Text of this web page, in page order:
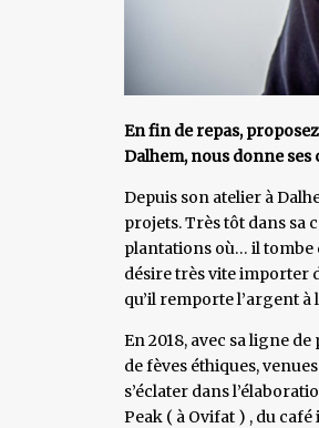
En fin de repas,
Dalhem, nous donne ses
Depuis son atelier à
projets. Très tôt dans sa
plantations où… il tombe
désire très vite importer
qu’il remporte l’argent à
En 2018, avec sa ligne
de fèves éthiques,
s’éclater dans
Peak ( à Ovifat ) , du